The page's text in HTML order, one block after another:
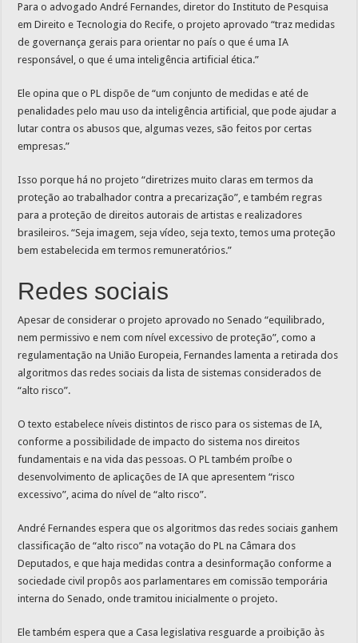
Para o advogado André Fernandes, diretor do Instituto de Pesquisa
em Direito e Tecnologia do Recife, o projeto aprovado “traz medidas
de governança gerais para orientar no país o que é uma IA
responsável, o que é uma inteligência artificial ética.”
Ele opina que o PL dispõe de “um conjunto de medidas e até de
penalidades pelo mau uso da inteligência artificial, que pode ajudar a
lutar contra os abusos que, algumas vezes, são feitos por certas
empresas.”
Isso porque há no projeto “diretrizes muito claras em termos da
proteção ao trabalhador contra a precarização”, e também regras
para a proteção de direitos autorais de artistas e realizadores
brasileiros. “Seja imagem, seja vídeo, seja texto, temos uma proteção
bem estabelecida em termos remuneratórios.”
Redes sociais
Apesar de considerar o projeto aprovado no Senado “equilibrado,
nem permissivo e nem com nível excessivo de proteção”, como a
regulamentação na União Europeia, Fernandes lamenta a retirada dos
algoritmos das redes sociais da lista de sistemas considerados de
“alto risco”.
O texto estabelece níveis distintos de risco para os sistemas de IA,
conforme a possibilidade de impacto do sistema nos direitos
fundamentais e na vida das pessoas. O PL também proíbe o
desenvolvimento de aplicações de IA que apresentem “risco
excessivo”, acima do nível de “alto risco”.
André Fernandes espera que os algoritmos das redes sociais ganhem
classificação de “alto risco” na votação do PL na Câmara dos
Deputados, e que haja medidas contra a desinformação conforme a
sociedade civil propôs aos parlamentares em comissão temporária
interna do Senado, onde tramitou inicialmente o projeto.
Ele também espera que a Casa legislativa resguarde a proibição às